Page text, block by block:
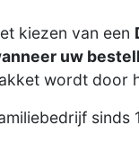
kiezen van een
uw
wordt door
sinds